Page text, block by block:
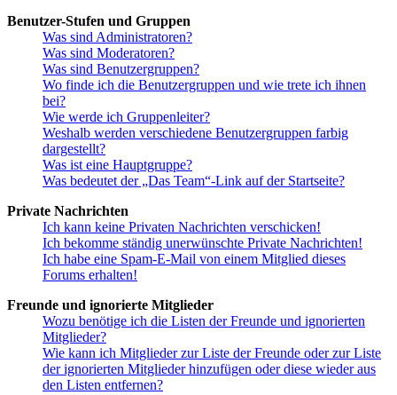
Benutzer-Stufen und Gruppen
Was sind Administratoren?
Was sind Moderatoren?
Was sind Benutzergruppen?
Wo finde ich die Benutzergruppen und wie trete ich ihnen
bei?
Wie werde ich Gruppenleiter?
Weshalb werden verschiedene Benutzergruppen farbig
dargestellt?
Was ist eine Hauptgruppe?
Was bedeutet der „Das Team“-Link auf der Startseite?
Private Nachrichten
Ich kann keine Privaten Nachrichten verschicken!
Ich bekomme ständig unerwünschte Private Nachrichten!
Ich habe eine Spam-E-Mail von einem Mitglied dieses
Forums erhalten!
Freunde und ignorierte Mitglieder
Wozu benötige ich die Listen der Freunde und ignorierten
Mitglieder?
Wie kann ich Mitglieder zur Liste der Freunde oder zur Liste
der ignorierten Mitglieder hinzufügen oder diese wieder aus
den Listen entfernen?